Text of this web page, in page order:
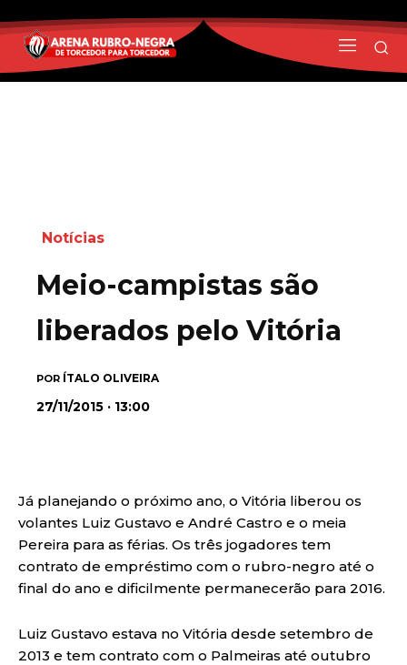
Notícias
Meio-campistas são
liberados pelo Vitória
POR ÍTALO OLIVEIRA
27/11/2015 · 13:00
Já planejando o próximo ano, o Vitória liberou os
volantes Luiz Gustavo e André Castro e o meia
Pereira para as férias. Os três jogadores tem
contrato de empréstimo com o rubro-negro até o
final do ano e dificilmente permanecerão para 2016.
Luiz Gustavo estava no Vitória desde setembro de
2013 e tem contrato com o Palmeiras até outubro